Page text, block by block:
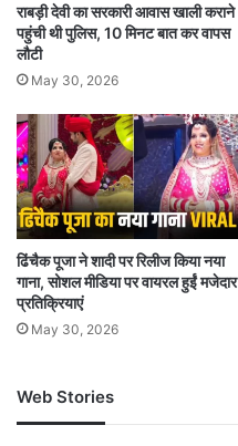
राबड़ी देवी का सरकारी आवास खाली कराने
पहुंची थी पुलिस, 10 मिनट बात कर वापस
लौटी
May 30, 2026
ढिंचैक पूजा ने शादी पर रिलीज किया नया
गाना, सोशल मीडिया पर वायरल हुईं मजेदार
प्रतिक्रियाएं
May 30, 2026
Web Stories
जम्मू-कश्मीर में बारिश से
अपडेट